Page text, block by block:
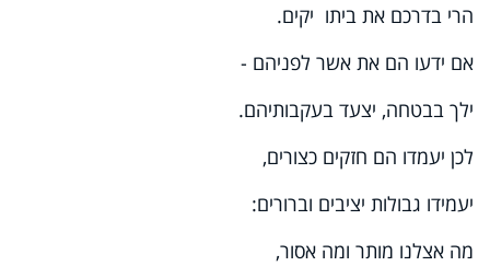
הרי בדרכם את ביתו יקים.
אם ידעו הם את אשר לפניהם -
ילך בבטחה, יצעד בעקבותיהם.
לכן יעמדו הם חזקים כצורים,
יעמידו גבולות יציבים וברורים:
מה אצלנו מותר ומה אסור,